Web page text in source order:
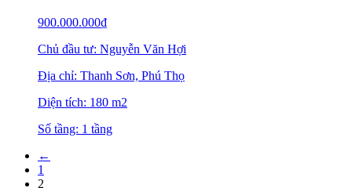
900.000.000₫
Chủ đầu tư: Nguyễn Văn Hợi
Địa chỉ: Thanh Sơn, Phú Thọ
Diện tích: 180 m2
Số tầng: 1 tầng
←
1
2